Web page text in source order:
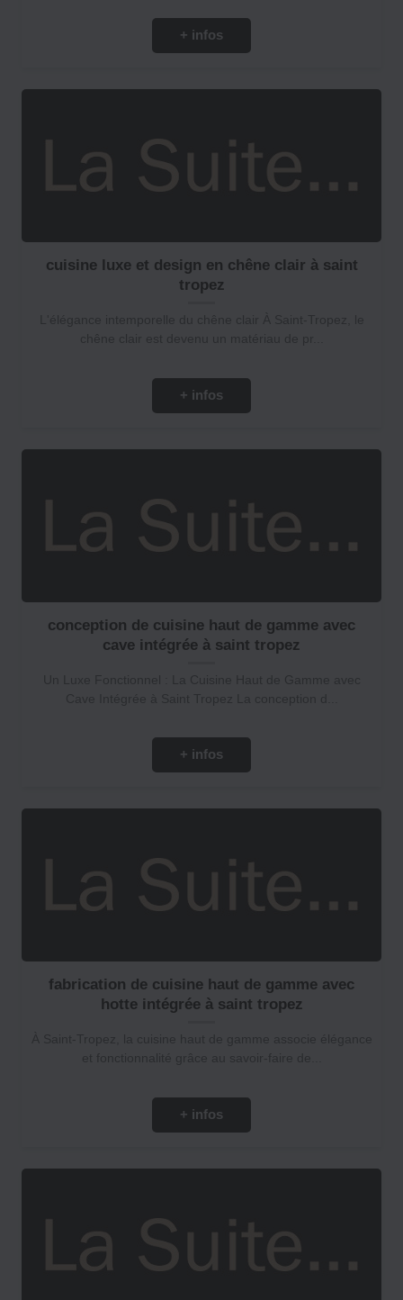
+ infos
cuisine luxe et design en chêne clair à saint
tropez
+ infos
conception de cuisine haut de gamme avec
cave intégrée à saint tropez
+ infos
fabrication de cuisine haut de gamme avec
hotte intégrée à saint tropez
+ infos